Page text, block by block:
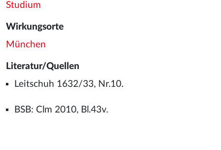
Studium
Wirkungsorte
München
Literatur/Quellen
Leitschuh 1632/33, Nr.10.
BSB: Clm 2010, Bl.43v.